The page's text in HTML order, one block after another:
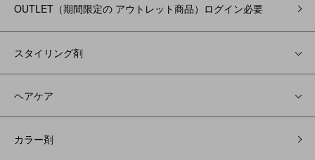
OUTLET（期間限定の アウトレット商品）ログイン必要
スタイリング剤
ヘアケア
カラー剤